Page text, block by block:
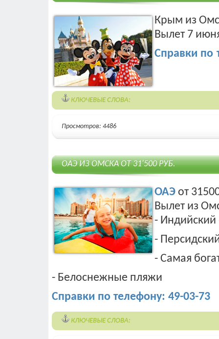
Крым из
Вылет 7
Справки по
КЛЮЧЕВЫЕ СЛОВА:
Просмотров: 4486
ОАЭ ИЗ ОМСКА ОТ 31'500 РУБ.
ОАЭ от
Вылет из
- Индийский
-
- Самая
- Белоснежные пляжи
Справки по телефону: 49-03-73
КЛЮЧЕВЫЕ СЛОВА: